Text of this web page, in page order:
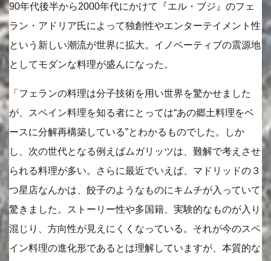
90年代後半から2000年代にかけて『エル・ブジ』のフェ
ラン・アドリア氏によって独創性やエンターテイメント性
という新しい潮流が世界に拡大。イノベーティブの震源地
としてモダンな料理が盛んになった。
「フェランの料理は分子技術を用い世界を驚かせました
が、スペイン料理を知る者にとっては“あの郷土料理をベ
ースに分解再構築している”とわかるものでした。しか
し、次の世代となる例えばムガリッツは、難解で考えさせ
られる料理が多い。さらに最近でいえば、マドリッドの３
つ星店なんかは、餃子のようなものにキムチが入っていて
驚きました。ストーリー性や多国籍、実験的なものが入り
混じり、方向性が見えにくくなっている。それが今のスペ
イン料理の進化形であるとは理解していますが、本質的な